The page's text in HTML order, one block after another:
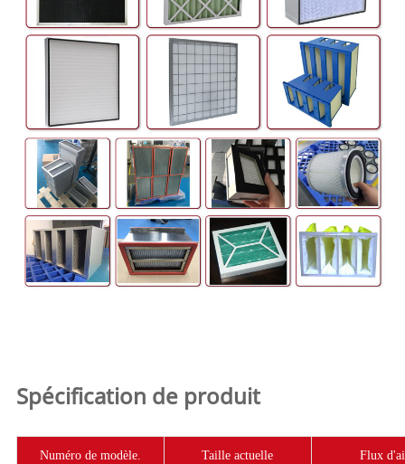
Spécification de produit
Numéro de modèle.
Taille actuelle
Flux